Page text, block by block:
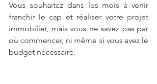
Vous souhaitez dans les mois à venir
franchir le cap et réaliser votre projet
immobilier, mais vous ne savez pas par
où commencer, ni même si vous avez le
budget nécessaire.